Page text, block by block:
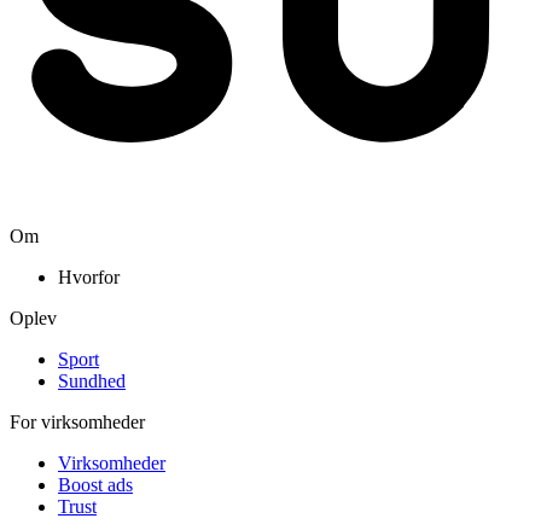
Om
Hvorfor
Oplev
Sport
Sundhed
For virksomheder
Virksomheder
Boost ads
Trust